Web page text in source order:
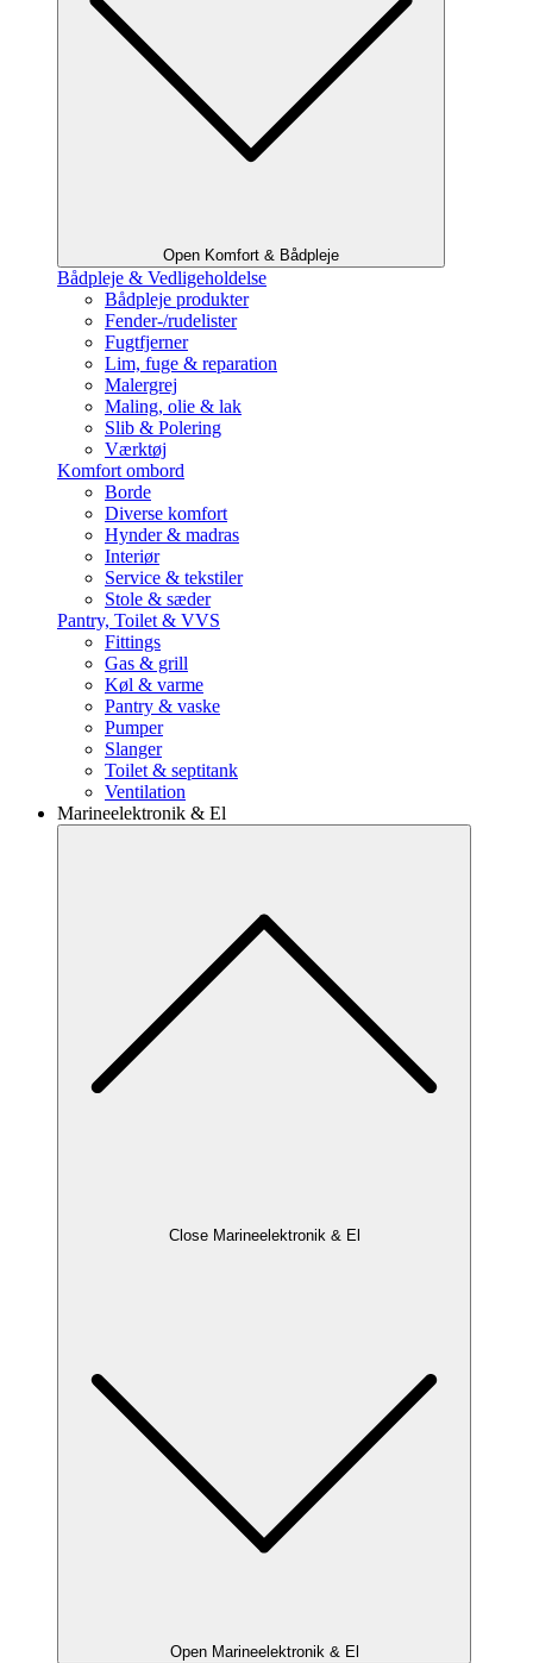
Open Komfort & Bådpleje
Bådpleje & Vedligeholdelse
Bådpleje produkter
Fender-/rudelister
Fugtfjerner
Lim, fuge & reparation
Malergrej
Maling, olie & lak
Slib & Polering
Værktøj
Komfort ombord
Borde
Diverse komfort
Hynder & madras
Interiør
Service & tekstiler
Stole & sæder
Pantry, Toilet & VVS
Fittings
Gas & grill
Køl & varme
Pantry & vaske
Pumper
Slanger
Toilet & septitank
Ventilation
Marineelektronik & El
Close Marineelektronik & El
Open Marineelektronik & El